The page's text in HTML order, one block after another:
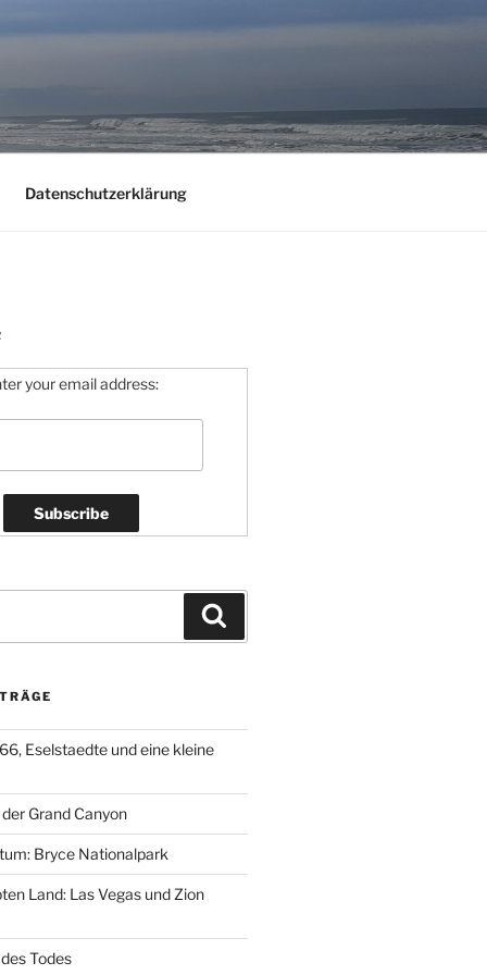
Datenschutzerklärung
your email address:
Eselstaedte und eine kleine
Grand Canyon
Bryce Nationalpark
Land: Las Vegas und Zion
Todes